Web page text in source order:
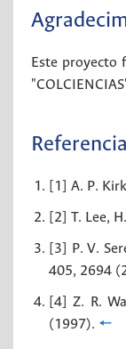
Este proyecto
[1] A. P.
[2] T. Lee,
[3] P. V.
405, 2694
[4] Z. R.
(1997). 🠔